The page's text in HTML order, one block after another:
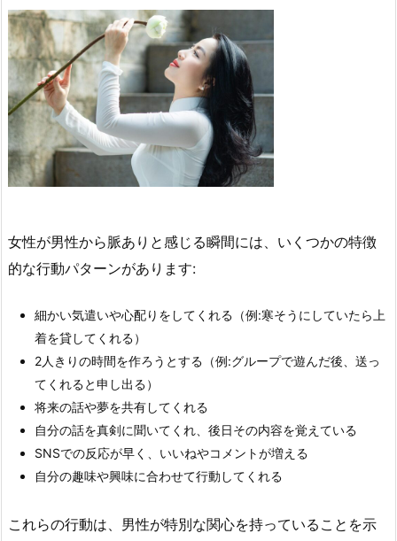
女性が男性から脈ありと感じる瞬間には、いくつかの特徴
的な行動パターンがあります:
細かい気遣いや心配りをしてくれる（例:寒そうにしていたら上
着を貸してくれる）
2人きりの時間を作ろうとする（例:グループで遊んだ後、送っ
てくれると申し出る）
将来の話や夢を共有してくれる
自分の話を真剣に聞いてくれ、後日その内容を覚えている
SNSでの反応が早く、いいねやコメントが増える
自分の趣味や興味に合わせて行動してくれる
これらの行動は、男性が特別な関心を持っていることを示